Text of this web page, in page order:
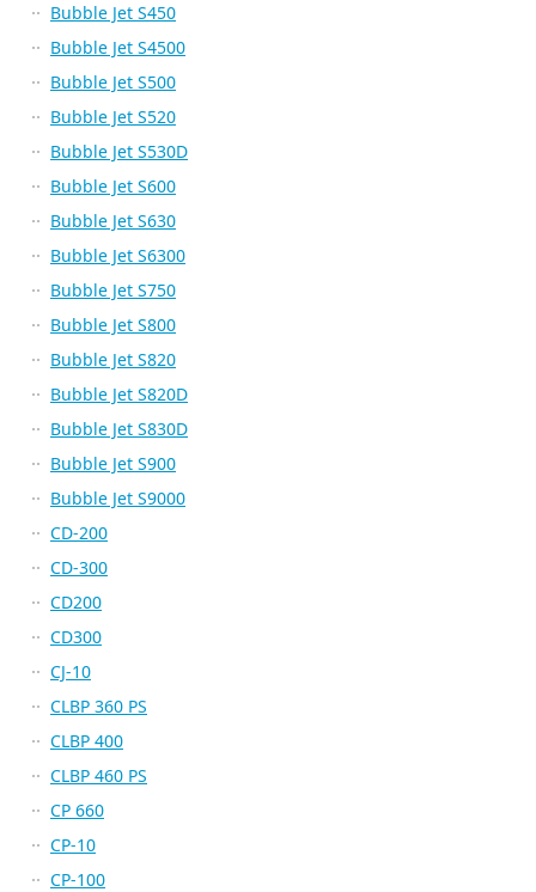
Bubble Jet S450
Bubble Jet S4500
Bubble Jet S500
Bubble Jet S520
Bubble Jet S530D
Bubble Jet S600
Bubble Jet S630
Bubble Jet S6300
Bubble Jet S750
Bubble Jet S800
Bubble Jet S820
Bubble Jet S820D
Bubble Jet S830D
Bubble Jet S900
Bubble Jet S9000
CD-200
CD-300
CD200
CD300
CJ-10
CLBP 360 PS
CLBP 400
CLBP 460 PS
CP 660
CP-10
CP-100